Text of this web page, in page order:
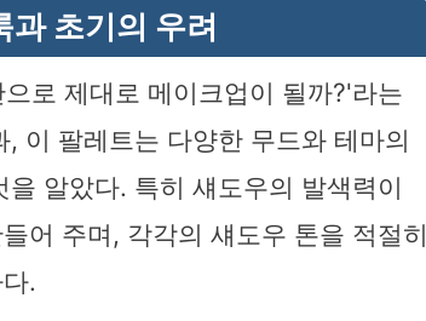
과 초기의 우려
로 제대로 메이크업이 될까?'라는
이 팔레트는 다양한 무드와 테마의
알았다. 특히 섀도우의 발색력이
어 주며, 각각의 섀도우 톤을 적절히
.